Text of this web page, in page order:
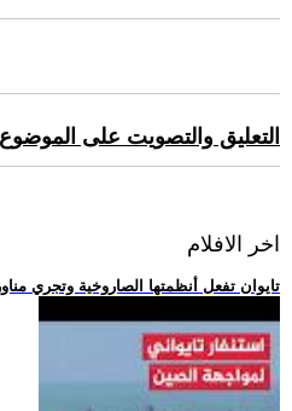
التعليق والتصويت على
اخر الافلام
.. تايوان تفعل أنظمتها الصاروخية وتجري